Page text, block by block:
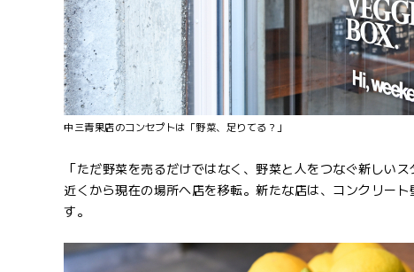
中三青果店のコンセプトは「野菜、足りてる？」
「ただ野菜を売るだけではなく、野菜と人をつなぐ新しい
近くから現在の場所へ店を移転。新たな店は、コンクリー
す。